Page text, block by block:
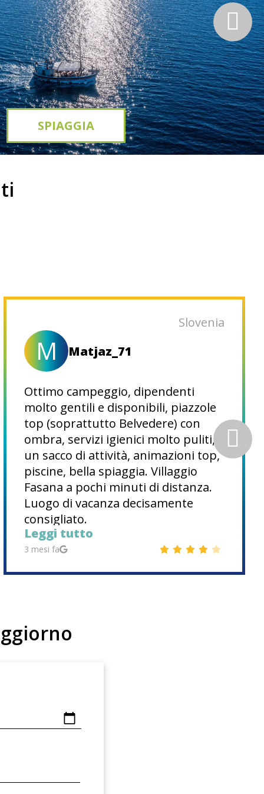
SPIAGGIA
Slovenia
M Matjaz_71
Ottimo campeggio, dipendenti
molto gentili e disponibili, piazzole
top (soprattutto Belvedere) con
ombra, servizi igienici molto puliti,
un sacco di attività, animazioni top,
piscine, bella spiaggia. Villaggio
Fasana a pochi minuti di distanza.
Luogo di vacanza decisamente
consigliato.
Leggi tutto
3 mesi fa